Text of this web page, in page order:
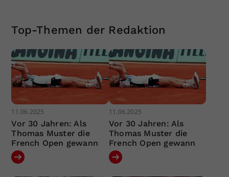
Top-Themen der Redaktion
11.06.2025
Vor 30 Jahren: Als
Thomas Muster die
French Open gewann
11.06.2025
Vor 30 Jahren: Als
Thomas Muster die
French Open gewann